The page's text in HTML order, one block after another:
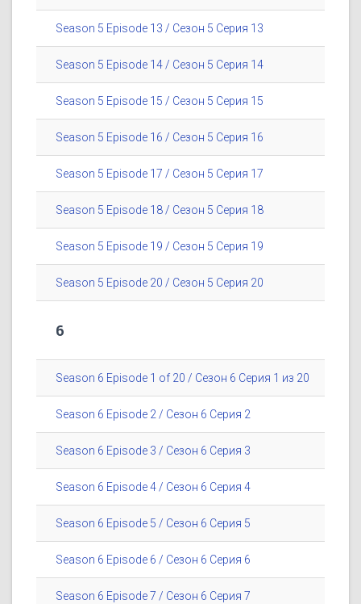
Season 5 Episode 13 / Сезон 5 Серия 13
Season 5 Episode 14 / Сезон 5 Серия 14
Season 5 Episode 15 / Сезон 5 Серия 15
Season 5 Episode 16 / Сезон 5 Серия 16
Season 5 Episode 17 / Сезон 5 Серия 17
Season 5 Episode 18 / Сезон 5 Серия 18
Season 5 Episode 19 / Сезон 5 Серия 19
Season 5 Episode 20 / Сезон 5 Серия 20
6
Season 6 Episode 1 of 20 / Сезон 6 Серия 1 из 20
Season 6 Episode 2 / Сезон 6 Серия 2
Season 6 Episode 3 / Сезон 6 Серия 3
Season 6 Episode 4 / Сезон 6 Серия 4
Season 6 Episode 5 / Сезон 6 Серия 5
Season 6 Episode 6 / Сезон 6 Серия 6
Season 6 Episode 7 / Сезон 6 Серия 7